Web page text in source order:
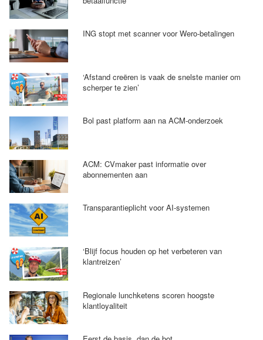
ING stopt met scanner voor Wero-betalingen
‘Afstand creëren is vaak de snelste manier om
scherper te zien’
Bol past platform aan na ACM-onderzoek
ACM: CVmaker past informatie over
abonnementen aan
Transparantieplicht voor AI-systemen
‘Blijf focus houden op het verbeteren van
klantreizen’
Regionale lunchketens scoren hoogste
klantloyaliteit